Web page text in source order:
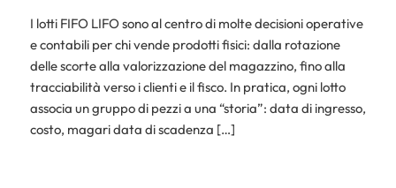
I lotti FIFO LIFO sono al centro di molte decisioni operative
e contabili per chi vende prodotti fisici: dalla rotazione
delle scorte alla valorizzazione del magazzino, fino alla
tracciabilità verso i clienti e il fisco. In pratica, ogni lotto
associa un gruppo di pezzi a una “storia”: data di ingresso,
costo, magari data di scadenza […]